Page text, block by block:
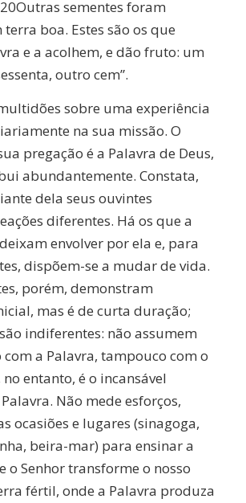
sementes foram
terra boa. Estes são os que
e a acolhem, e dão fruto: um
outro cem”.
sobre uma experiência
na sua missão. O
pregação é a Palavra de Deus,
abundantemente. Constata,
dela seus ouvintes
diferentes. Há os que a
envolver por ela e, para
dispõem-se a mudar de vida.
porém, demonstram
mas é de curta duração;
indiferentes: não assumem
a Palavra, tampouco com o
no entanto, é o incansável
Não mede esforços,
ocasiões e lugares (sinagoga,
beira-mar) para ensinar a
o Senhor transforme o nosso
fértil, onde a Palavra produza